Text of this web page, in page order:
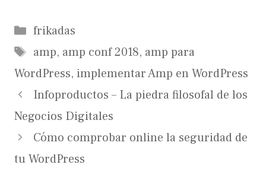
Categorías
frikadas
Etiquetas
amp, amp conf 2018, amp para
WordPress, implementar Amp en WordPress
Infoproductos – La piedra filosofal de los
Negocios Digitales
Cómo comprobar online la seguridad de
tu WordPress